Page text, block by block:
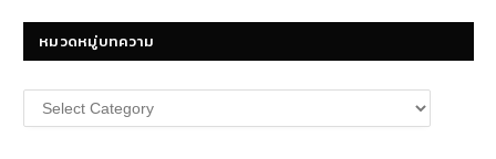
หมวดหมู่บทความ
หมวด
หมู่